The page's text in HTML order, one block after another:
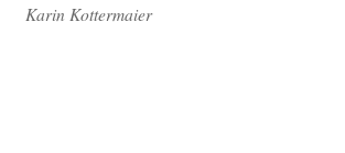
Karin Kottermaier